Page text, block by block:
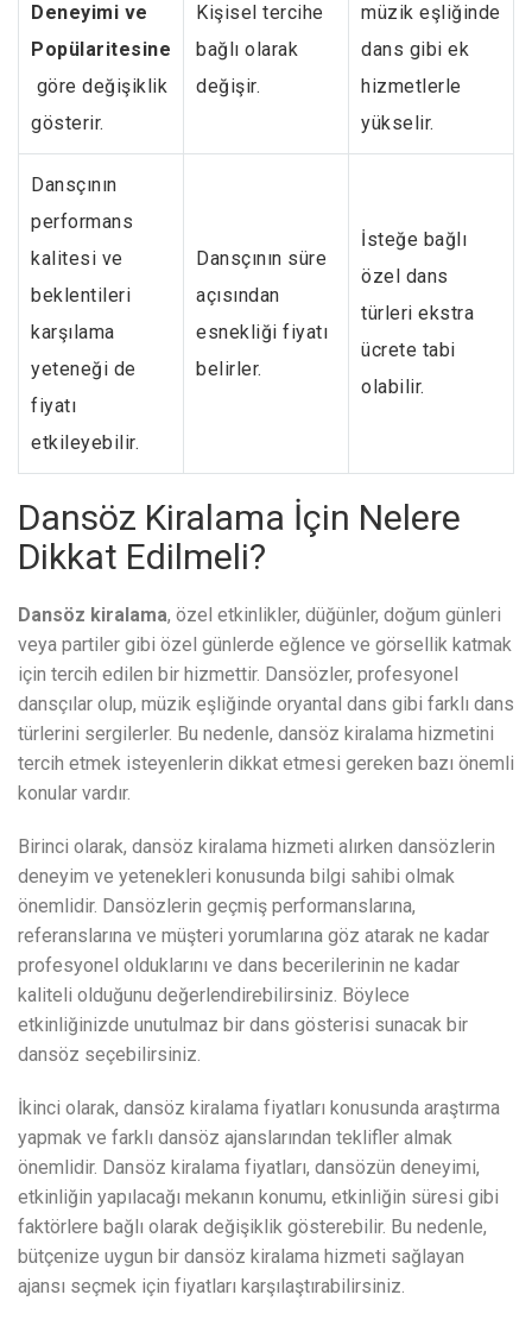
Deneyimi ve
Popülaritesine
göre değişiklik
gösterir.
Kişisel tercihe
bağlı olarak
değişir.
müzik eşliğinde
dans gibi ek
hizmetlerle
yükselir.
Dansçının
performans
kalitesi ve
beklentileri
karşılama
yeteneği de
fiyatı
etkileyebilir.
Dansçının süre
açısından
esnekliği fiyatı
belirler.
İsteğe bağlı
özel dans
türleri ekstra
ücrete tabi
olabilir.
Dansöz Kiralama İçin Nelere
Dikkat Edilmeli?
Dansöz kiralama, özel etkinlikler, düğünler, doğum günleri
veya partiler gibi özel günlerde eğlence ve görsellik katmak
için tercih edilen bir hizmettir. Dansözler, profesyonel
dansçılar olup, müzik eşliğinde oryantal dans gibi farklı dans
türlerini sergilerler. Bu nedenle, dansöz kiralama hizmetini
tercih etmek isteyenlerin dikkat etmesi gereken bazı önemli
konular vardır.
Birinci olarak, dansöz kiralama hizmeti alırken dansözlerin
deneyim ve yetenekleri konusunda bilgi sahibi olmak
önemlidir. Dansözlerin geçmiş performanslarına,
referanslarına ve müşteri yorumlarına göz atarak ne kadar
profesyonel olduklarını ve dans becerilerinin ne kadar
kaliteli olduğunu değerlendirebilirsiniz. Böylece
etkinliğinizde unutulmaz bir dans gösterisi sunacak bir
dansöz seçebilirsiniz.
İkinci olarak, dansöz kiralama fiyatları konusunda araştırma
yapmak ve farklı dansöz ajanslarından teklifler almak
önemlidir. Dansöz kiralama fiyatları, dansözün deneyimi,
etkinliğin yapılacağı mekanın konumu, etkinliğin süresi gibi
faktörlere bağlı olarak değişiklik gösterebilir. Bu nedenle,
bütçenize uygun bir dansöz kiralama hizmeti sağlayan
ajansı seçmek için fiyatları karşılaştırabilirsiniz.